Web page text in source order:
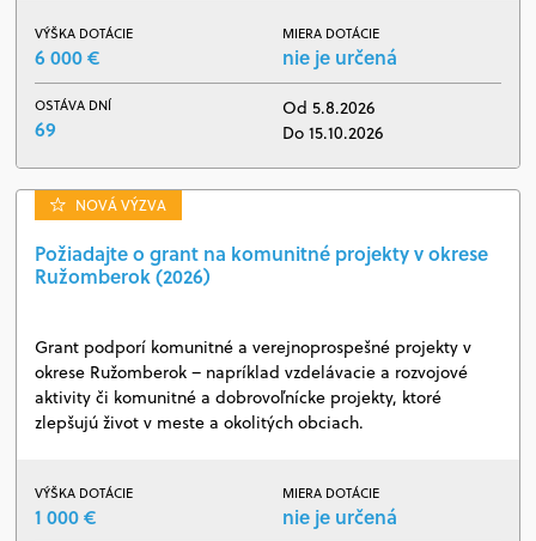
VÝŠKA DOTÁCIE
6 000 €
MIERA DOTÁCIE
nie je určená
OSTÁVA DNÍ
69
Od 5.8.2026
Do 15.10.2026
NOVÁ VÝZVA
Požiadajte o grant na komunitné projekty v okrese
Ružomberok (2026)
Grant podporí komunitné a verejnoprospešné projekty v
okrese Ružomberok – napríklad vzdelávacie a rozvojové
aktivity či komunitné a dobrovoľnícke projekty, ktoré
zlepšujú život v meste a okolitých obciach.
VÝŠKA DOTÁCIE
1 000 €
MIERA DOTÁCIE
nie je určená